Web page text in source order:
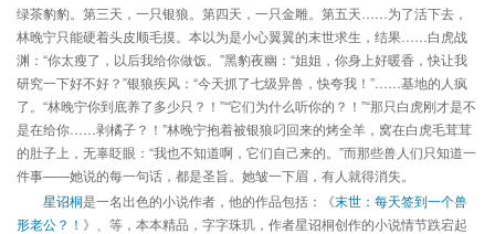
绿茶豹豹。第三天，一只银狼。第四天，一只金雕。第五天……为了活下去，
林晚宁只能硬着头皮顺毛摸。本以为是小心翼翼的末世求生，结果……白虎战
渊：“你太瘦了，以后我给你做饭。”黑豹夜幽：“姐姐，你身上好暖香，快让我
研究一下好不好？”银狼疾风：“今天抓了七级异兽，快夸我！”……基地的人疯
了。“林晚宁你到底养了多少只？！”“它们为什么听你的？！”“那只白虎刚才是不
是在给你……剥橘子？！”林晚宁抱着被银狼叼回来的烤全羊，窝在白虎毛茸茸
的肚子上，无辜眨眼：“我也不知道啊，它们自己来的。”而那些兽人们只知道一
件事——她说的每一句话，都是圣旨。她皱一下眉，有人就得消失。
星诏桐是一名出色的小说作者，他的作品包括：《末世：每天签到一个兽
形老公？！ 》、等，本本精品，字字珠玑，作者星诏桐创作的小说情节跌宕起